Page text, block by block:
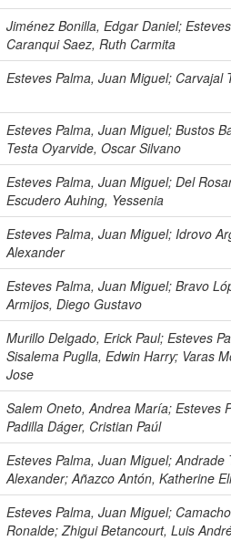
Jiménez Bonilla, Edgar Daniel;
Caranqui Saez, Ruth Carmita
Esteves Palma, Juan Miguel; Carvajal
Esteves Palma, Juan Miguel; Bustos
Testa Oyarvide, Oscar Silvano
Esteves Palma, Juan Miguel; Del
Escudero Auhing, Yessenia
Esteves Palma, Juan Miguel; Idrovo
Alexander
Esteves Palma, Juan Miguel; Bravo
Armijos, Diego Gustavo
Murillo Delgado, Erick Paul; Esteves
Sisalema Puglla, Edwin Harry; Varas
Jose
Salem Oneto, Andrea María; Esteves
Padilla Dáger, Cristian Paúl
Esteves Palma, Juan Miguel;Andrade
Alexander;Añazco Antón, Katherine
Esteves Palma, Juan Miguel;
Ronalde;Zhigui Betancourt, Luis